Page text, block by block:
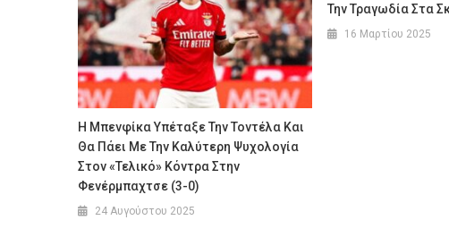
Η Μπενφίκα Υπέταξε Την Τοντέλα Και
Θα Πάει Με Την Καλύτερη Ψυχολογία
Στον «τελικό» Κόντρα Στην
Φενέρμπαχτσε (3-0)
24 Αυγούστου 2025
Την Τραγωδία Στα
16 Μαρτίου 2025